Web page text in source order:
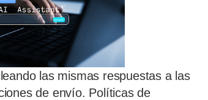
las mismas respuestas a las
de envío. Políticas de